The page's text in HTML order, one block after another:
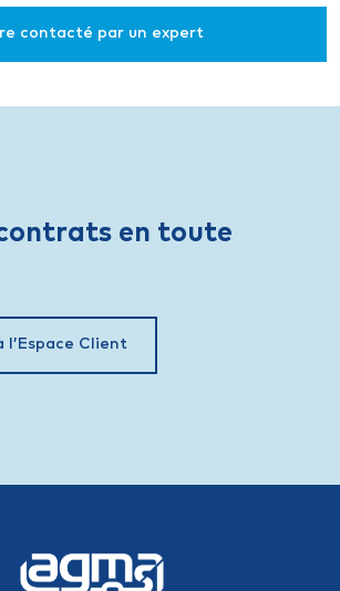
contacté par un expert
en toute
l’Espace Client